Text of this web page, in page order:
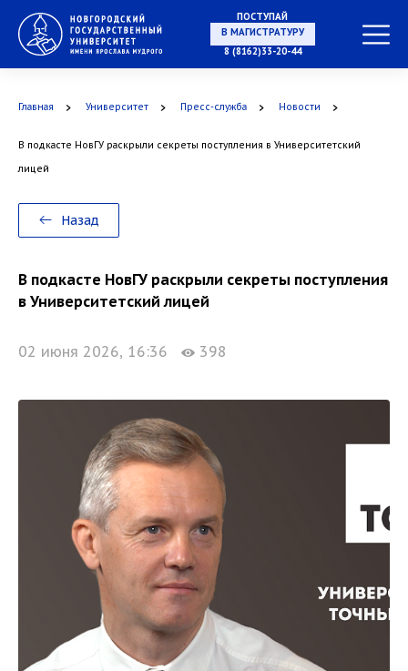
ПОСТУПАЙ
В МАГИСТРАТУРУ
8 (8162)33-20-44
Главная Университет Пресс-служба Новости
В подкасте НовГУ раскрыли секреты поступления в Университетский
лицей
Назад
В подкасте НовГУ раскрыли секреты поступления
в Университетский лицей
02 июня 2026, 16:36 398